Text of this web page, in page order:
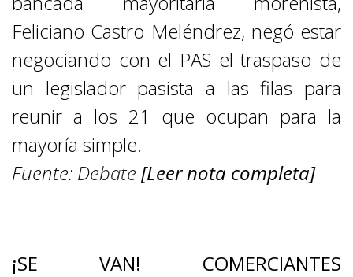
Feliciano Castro Meléndrez, negó estar
negociando con el PAS el traspaso de
un legislador pasista a las filas para
reunir a los 21 que ocupan para la
mayoría simple.
Fuente: Debate [Leer nota completa]
¡SE VAN! COMERCIANTES